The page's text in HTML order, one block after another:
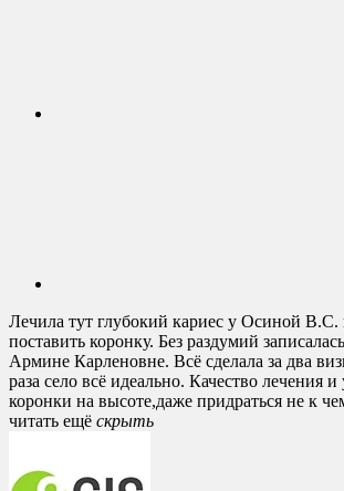
Лечила тут глубокий кариес у Осиной
поставить коронку. Без раздумий
Армине Карленовне. Всё сделала за два
раза село всё идеально. Качество лечения и
коронки на высоте,даже придраться не к
читать ещё cкрыть